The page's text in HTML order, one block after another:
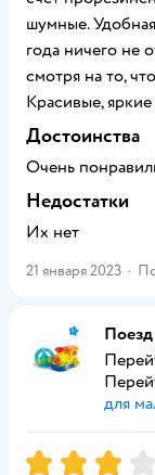
шумные.
года ничего не
смотря на то,
Красивые, яркие
Достоинства
Очень
Недостатки
Их нет
21 января 2023 ·
для
Рейтинг:3